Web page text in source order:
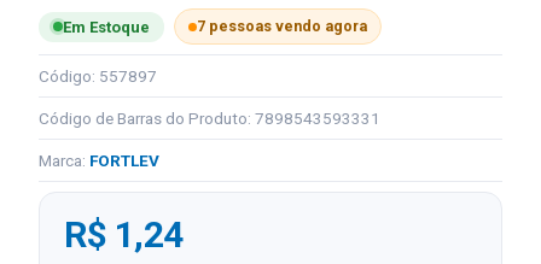
Em Estoque 7 pessoas vendo agora
Código: 557897
Código de Barras do Produto: 7898543593331
Marca: FORTLEV
R$ 1,24